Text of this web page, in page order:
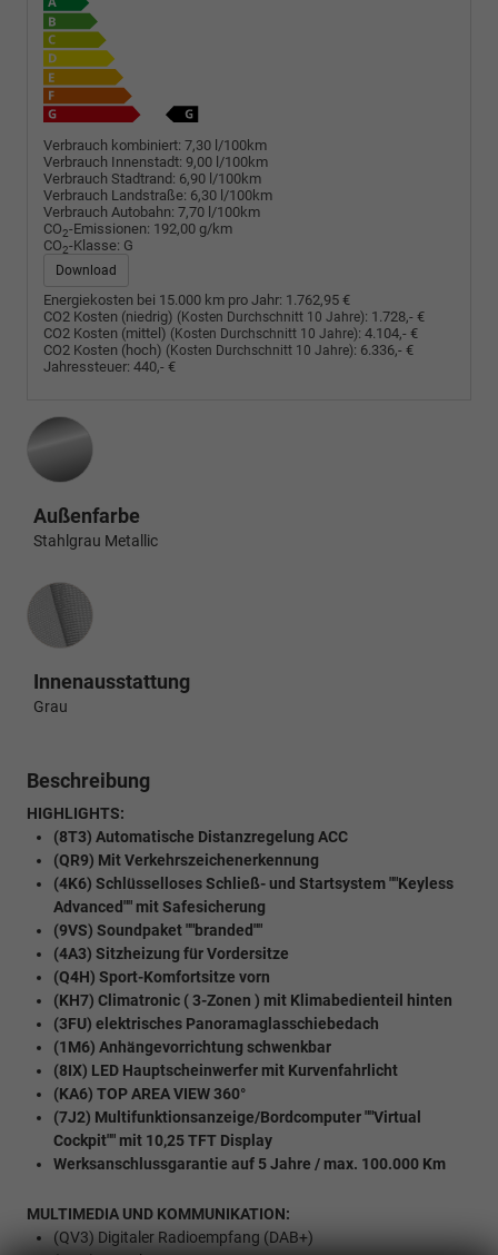
Verbrauch kombiniert: 7,30 l/100km
Verbrauch Innenstadt: 9,00 l/100km
Verbrauch Stadtrand: 6,90 l/100km
Verbrauch Landstraße: 6,30 l/100km
Verbrauch Autobahn: 7,70 l/100km
CO2-Emissionen: 192,00 g/km
CO2-Klasse: G
Download
Energiekosten bei 15.000 km pro Jahr: 1.762,95 €
CO2 Kosten (niedrig) (Kosten Durchschnitt 10 Jahre): 1.728,- €
CO2 Kosten (mittel) (Kosten Durchschnitt 10 Jahre): 4.104,- €
CO2 Kosten (hoch) (Kosten Durchschnitt 10 Jahre): 6.336,- €
Jahressteuer: 440,- €
Außenfarbe
Stahlgrau Metallic
Innenausstattung
Innenausstattung
Grau
Beschreibung
HIGHLIGHTS:
(8T3) Automatische Distanzregelung ACC
(QR9) Mit Verkehrszeichenerkennung
(4K6) Schlüsselloses Schließ- und Startsystem ""Keyless
Advanced"" mit Safesicherung
(9VS) Soundpaket ""branded""
(4A3) Sitzheizung für Vordersitze
(Q4H) Sport-Komfortsitze vorn
(KH7) Climatronic ( 3-Zonen ) mit Klimabedienteil hinten
(3FU) elektrisches Panoramaglasschiebedach
(1M6) Anhängevorrichtung schwenkbar
(8IX) LED Hauptscheinwerfer mit Kurvenfahrlicht
(KA6) TOP AREA VIEW 360°
(7J2) Multifunktionsanzeige/Bordcomputer ""Virtual
Cockpit"" mit 10,25 TFT Display
Werksanschlussgarantie auf 5 Jahre / max. 100.000 Km
MULTIMEDIA UND KOMMUNIKATION:
(QV3) Digitaler Radioempfang (DAB+)